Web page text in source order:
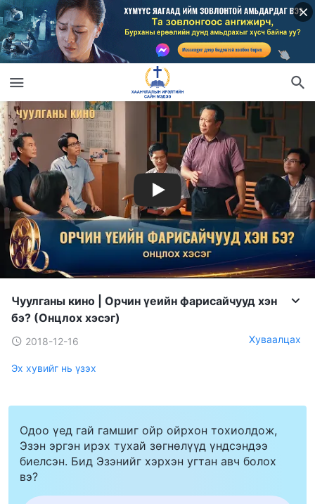
Чуулганы кино | Орчин үеийн фарисайчууд хэн
бэ? (Онцлох хэсэг)
2018-12-16 Хуваалцах
Эх хувийг нь үзэх
Одоо үед гай гамшиг ойр ойрхон тохиолдож,
Эзэн эргэн ирэх тухай зөгнөлүүд үндсэндээ
биелсэн. Бид Эзэнийг хэрхэн угтан авч болох
вэ?